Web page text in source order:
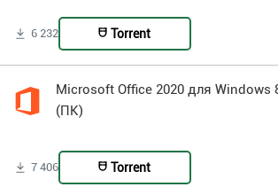
6 232 Torrent
Microsoft Office 2020 для Windows
(ПК)
7 406 Torrent